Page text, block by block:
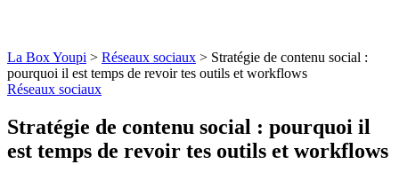
La Box Youpi > Réseaux sociaux > Stratégie de contenu social :
pourquoi il est temps de revoir tes outils et workflows
Réseaux sociaux
Stratégie de contenu social : pourquoi il
est temps de revoir tes outils et workflows